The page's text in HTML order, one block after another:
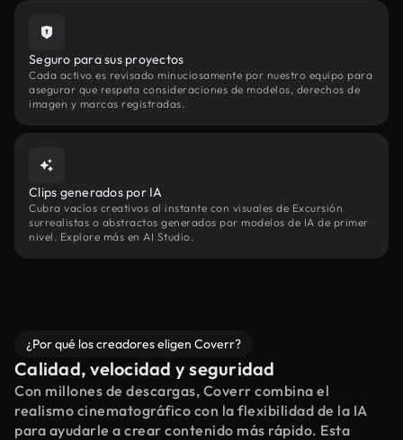
Seguro para sus proyectos
Cada activo es revisado minuciosamente por nuestro equipo para
asegurar que respeta consideraciones de modelos, derechos de
imagen y marcas registradas.
Clips generados por IA
Cubra vacíos creativos al instante con visuales de Excursión
surrealistas o abstractos generados por modelos de IA de primer
nivel. Explore más en AI Studio.
¿Por qué los creadores eligen Coverr?
Calidad, velocidad y seguridad
Con millones de descargas, Coverr combina el
realismo cinematográfico con la flexibilidad de la IA
para ayudarle a crear contenido más rápido. Esta